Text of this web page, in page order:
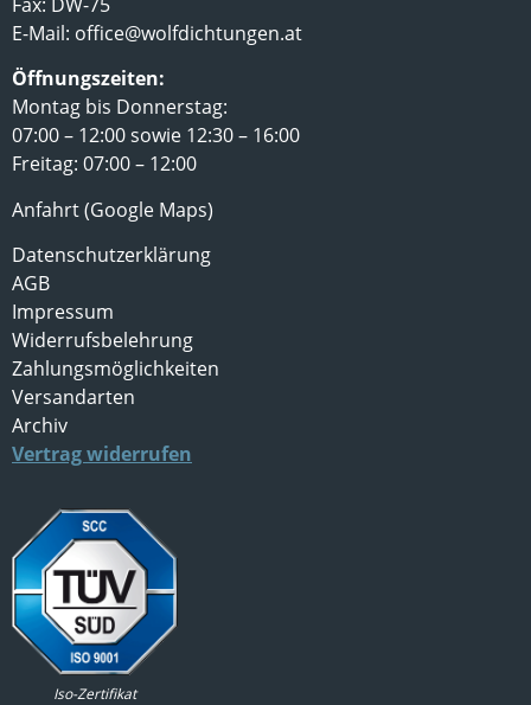
E-Mail: office@wolfdichtungen.at
Öffnungszeiten:
Montag bis Donnerstag:
07:00 – 12:00 sowie 12:30 – 16:00
Freitag: 07:00 – 12:00
Anfahrt (Google Maps)
Datenschutzerklärung
AGB
Impressum
Widerrufsbelehrung
Zahlungsmöglichkeiten
Versandarten
Archiv
Vertrag widerrufen
Iso-Zertifikat